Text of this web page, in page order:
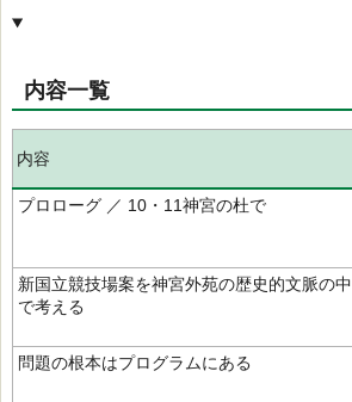
内容一覧
内容
プロローグ ／ 10・11神宮の杜で
新国立競技場案を神宮外苑の歴史的文脈の中
で考える
問題の根本はプログラムにある